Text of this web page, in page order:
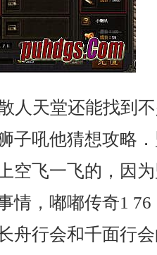
人天堂还能找到
吼他猜想攻略．
空飞一飞的，因
情，嘟嘟传奇1
舟行会和千面行